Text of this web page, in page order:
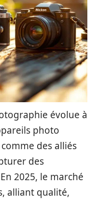
évolue à
photo
des alliés
des
2025, le marché
alliant qualité,